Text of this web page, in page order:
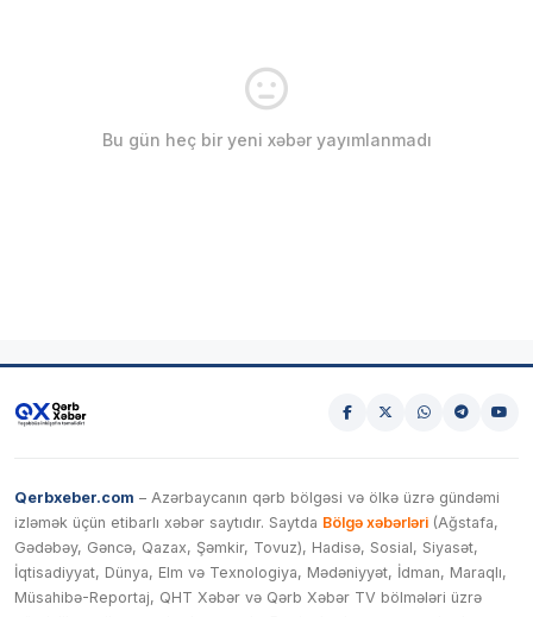
Bu gün heç bir yeni xəbər yayımlanmadı
Qerbxeber.com – Azərbaycanın qərb bölgəsi və ölkə üzrə gündəmi
izləmək üçün etibarlı xəbər saytıdır. Saytda Bölgə xəbərləri (Ağstafa,
Gədəbəy, Gəncə, Qazax, Şəmkir, Tovuz), Hadisə, Sosial, Siyasət,
İqtisadiyyat, Dünya, Elm və Texnologiya, Mədəniyyət, İdman, Maraqlı,
Müsahibə-Reportaj, QHT Xəbər və Qərb Xəbər TV bölmələri üzrə